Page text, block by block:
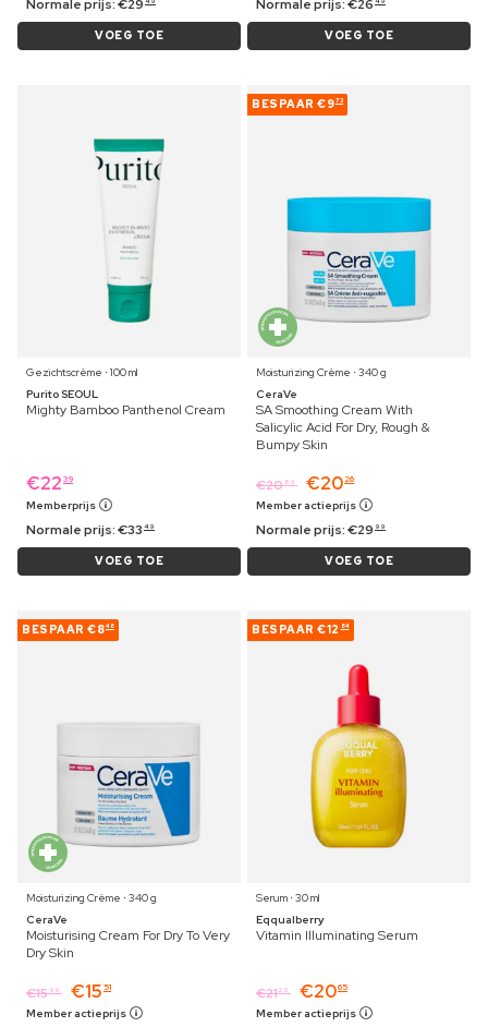
Normale prijs:€29
VOEG TOE
Normale prijs:€26
VOEG TOE
Gezichtscrème ⋅ 100 ml
Purito SEOUL
Mighty Bamboo Panthenol Cream
€22 39
Memberprijs
Normale prijs:€33 49
VOEG TOE
BESPAAR €973
Moisturizing Crème ⋅ 340 g
CeraVe
SA Smoothing Cream With
Salicylic Acid For Dry, Rough &
Bumpy Skin
€20 89 €20 26
Member actieprijs
Normale prijs:€29 99
VOEG TOE
BESPAAR €848
Moisturizing Crème ⋅ 340 g
CeraVe
Moisturising Cream For Dry To Very
Dry Skin
€15 99 €15 51
Member actieprijs
BESPAAR €12 84
Serum ⋅ 30 ml
Eqqualberry
Vitamin Illuminating Serum
€2129 €2065
Member actieprijs